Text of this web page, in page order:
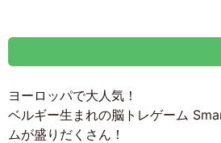
ヨーロッパで大人気！
ベルギー生まれの脳トレゲーム
ムが盛りだくさん！